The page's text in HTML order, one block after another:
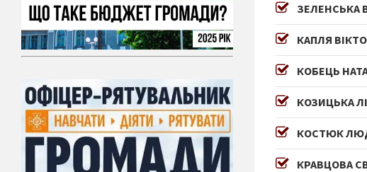
ЗЕЛЕНСЬКА
КАПЛЯ
КОБЕЦЬ
КОЗИЦЬКА
КОСТЮК
КРАВЦОВА